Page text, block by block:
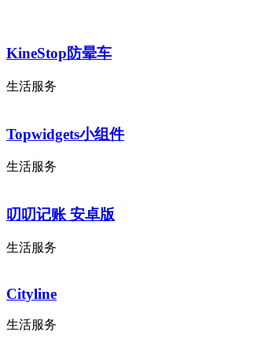
KineStop防晕车
生活服务
Topwidgets小组件
生活服务
叨叨记账 安卓版
生活服务
Cityline
生活服务